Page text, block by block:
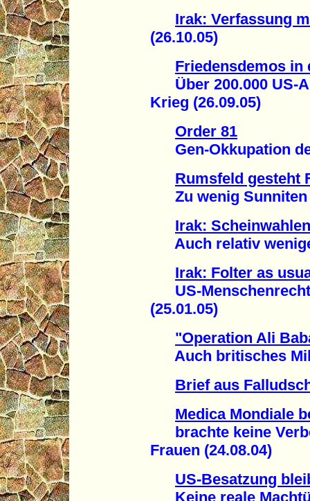
Irak: Verfassung
(26.10.05)
Friedensdemos in
Über 200.000 US-
Krieg (26.09.05)
Order 81
Gen-Okkupation
Rumsfeld gesteht
Zu wenig Sunniten
Irak:
Auch relativ wenige
Irak: Folter as
US-
(25.01.05)
"Operation Ali
Auch britisches
Brief aus
Medica Mondiale
brachte keine
Frauen (24.08.04)
US-Besatzung
Keine reale